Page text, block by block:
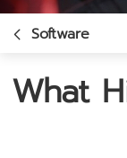
Software
What